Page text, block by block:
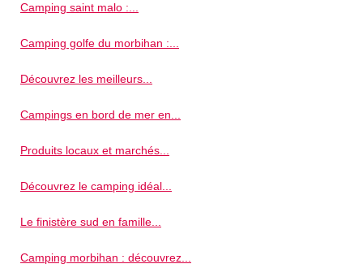
Camping saint malo :...
Camping golfe du morbihan :...
Découvrez les meilleurs...
Campings en bord de mer en...
Produits locaux et marchés...
Découvrez le camping idéal...
Le finistère sud en famille...
Camping morbihan : découvrez...